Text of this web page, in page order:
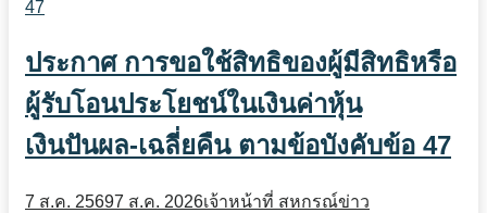
ประกาศ การขอใช้สิทธิของผู้มีสิทธิหรือ
ผู้รับโอนประโยชน์ในเงินค่าหุ้น
เงินปันผล-เฉลี่ยคืน ตามข้อบังคับข้อ 47
7 ส.ค. 25697 ส.ค. 2026เจ้าหน้าที่ สหกรณ์ข่าว